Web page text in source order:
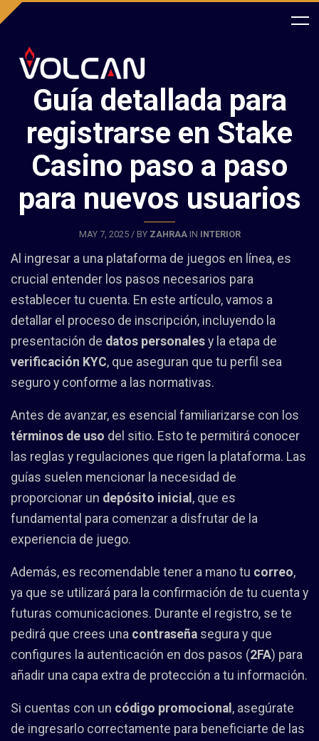
Guía detallada para
registrarse en Stake
Casino paso a paso
para nuevos usuarios
MAY 7, 2025 / BY ZAHRAAIN INTERIOR
Al ingresar a una plataforma de juegos en línea, es
crucial entender los pasos necesarios para
establecer tu cuenta. En este artículo, vamos a
detallar el proceso de inscripción, incluyendo la
presentación de datos personales y la etapa de
verificación KYC, que aseguran que tu perfil sea
seguro y conforme a las normativas.
Antes de avanzar, es esencial familiarizarse con los
términos de uso del sitio. Esto te permitirá conocer
las reglas y regulaciones que rigen la plataforma. Las
guías suelen mencionar la necesidad de
proporcionar un depósito inicial , que es
fundamental para comenzar a disfrutar de la
experiencia de juego.
Además, es recomendable tener a mano tu correo,
ya que se utilizará para la confirmación de tu cuenta y
futuras comunicaciones. Durante el registro, se te
pedirá que crees una contraseña segura y que
configures la autenticación en dos pasos (2FA) para
añadir una capa extra de protección a tu información.
Si cuentas con un código promocional , asegúrate
de ingresarlo correctamente para beneficiarte de las